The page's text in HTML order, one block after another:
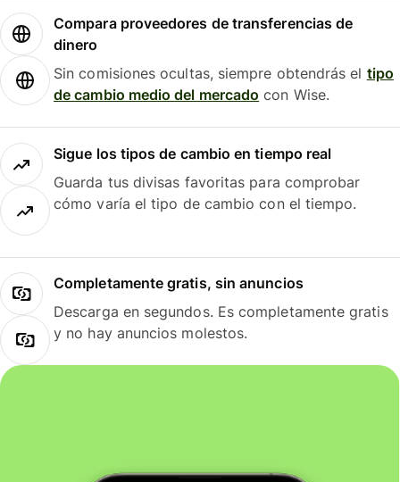
Compara proveedores de transferencias de
dinero
Sin comisiones ocultas, siempre obtendrás el tipo
de cambio medio del mercado con Wise.
Sigue los tipos de cambio en tiempo real
Guarda tus divisas favoritas para comprobar
cómo varía el tipo de cambio con el tiempo.
Completamente gratis, sin anuncios
Descarga en segundos. Es completamente gratis
y no hay anuncios molestos.